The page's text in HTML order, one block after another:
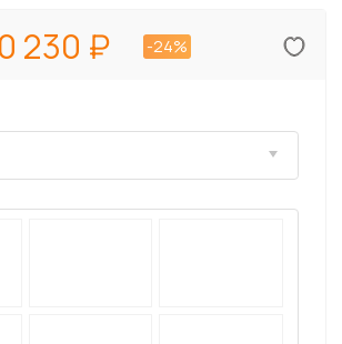
230 -24%